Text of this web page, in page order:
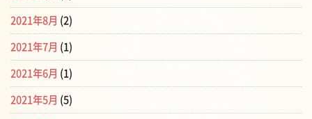
2021年8月 (2)
2021年7月 (1)
2021年6月 (1)
2021年5月 (5)